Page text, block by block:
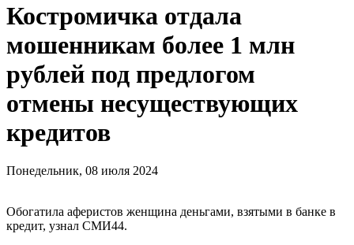
Костромичка отдала
мошенникам более 1 млн
рублей под предлогом
отмены несуществующих
кредитов
Понедельник, 08 июля 2024
Обогатила аферистов женщина деньгами, взятыми в банке в
кредит, узнал СМИ44.